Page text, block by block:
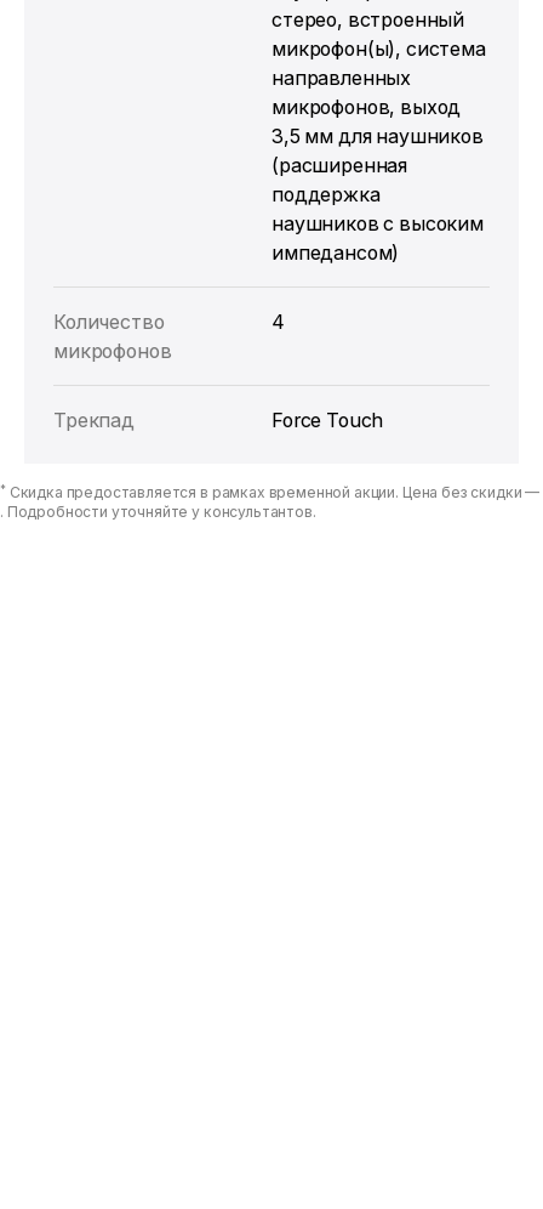
стерео, встроенный
микрофон(ы), система
направленных
микрофонов, выход
3,5 мм для наушников
(расширенная
поддержка
наушников с высоким
импедансом)
Количество
микрофонов
4
Трекпад Force Touch
* Скидка предоставляется в рамках временной акции. Цена без скидки —
. Подробности уточняйте у консультантов.